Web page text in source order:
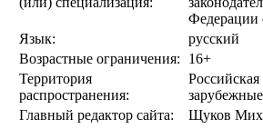
Федерации
Язык:
русский
Возрастные ограничения:
16+
Территория
распространения:
Главный редактор сайта:
Щуков